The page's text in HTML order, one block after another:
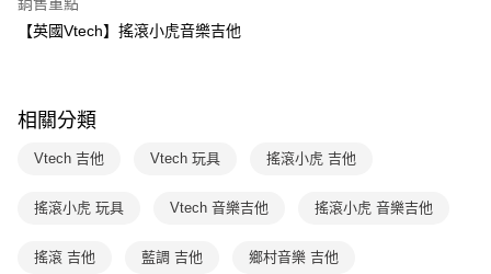
流程，驗證手機門號後，選擇欲分期的期數、繳款截止日，確認付款後即完
成交易。
法說明評估內容。
【繳款方式說明】
醒簡訊。
帳／街口支付／iPASS MONEY」等通路繳費。
1.本服務係由「台灣大哥大股份有限公司」（以下簡稱本公司）所提供，讓
AFTEE先享後付是「在收到商品之後才付款」的支付方式。 讓您購物簡單
３．安心：先確認商品／服務後，再付款。
【「AFTEE先享後付」結帳流程】
２．訂單成立數日內，您將收到繳費通知簡訊。
ATM／網路銀行／等多元方式進行付款，方視為交易完成。
ATM付款
國內宅配/郵寄 (不適用離島、海外及郵局i郵箱)
每筆NT$70，滿NT$800(含以上)免運費
【英國Vtech】搖滾小虎音樂吉他
相關分類
Vtech 吉他 Vtech 玩具 搖滾小虎 吉他
搖滾小虎 玩具 Vtech 音樂吉他 搖滾小虎 音樂吉他
搖滾 吉他 藍調 吉他 鄉村音樂 吉他